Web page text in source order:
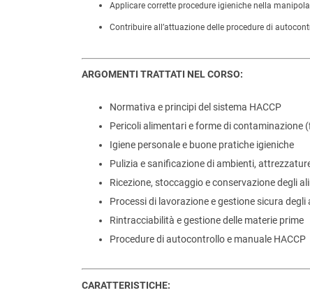
Applicare corrette procedure igieniche nella
Contribuire all’attuazione delle procedure di
ARGOMENTI TRATTATI NEL CORSO:
Normativa e principi del sistema HACCP
Pericoli alimentari e forme di contaminazione
Igiene personale e buone pratiche igieniche
Pulizia e sanificazione di ambienti,
Ricezione, stoccaggio e conservazione degli
Processi di lavorazione e gestione sicura degli
Rintracciabilità e gestione delle materie prime
Procedure di autocontrollo e manuale HACCP
CARATTERISTICHE: